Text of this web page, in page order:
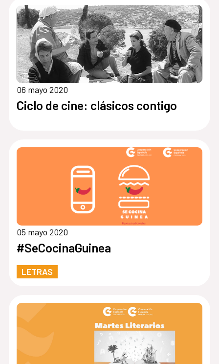
06 mayo 2020
Ciclo de cine: clásicos contigo
05 mayo 2020
#SeCocinaGuinea
LETRAS